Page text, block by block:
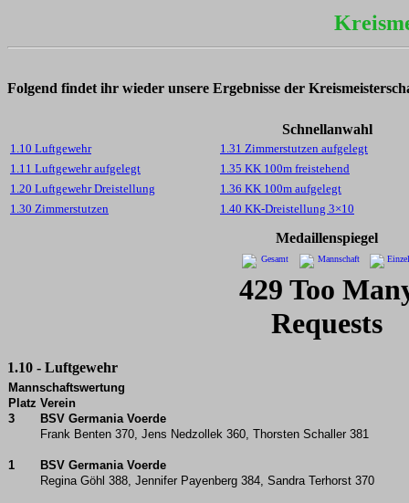
Folgend findet ihr wieder unsere Ergebnisse der
Schnellanwahl
1.10 Luftgewehr
1.11 Luftgewehr aufgelegt
1.20 Luftgewehr Dreistellung
1.30 Zimmerstutzen
1.31 Zimmerstutzen aufgelegt
1.35 KK 100m freistehend
1.36 KK 100m aufgelegt
1.40 KK-Dreistellung 3×10
Medaillenspiegel
1.10 - Luftgewehr
Mannschaftswertung
Platz Verein
3
BSV Germania Voerde
Frank Benten 370, Jens Nedzollek 360, Thorsten Schaller 381
1
BSV Germania Voerde
Regina Göhl 388, Jennifer Payenberg 384, Sandra Terhorst 370